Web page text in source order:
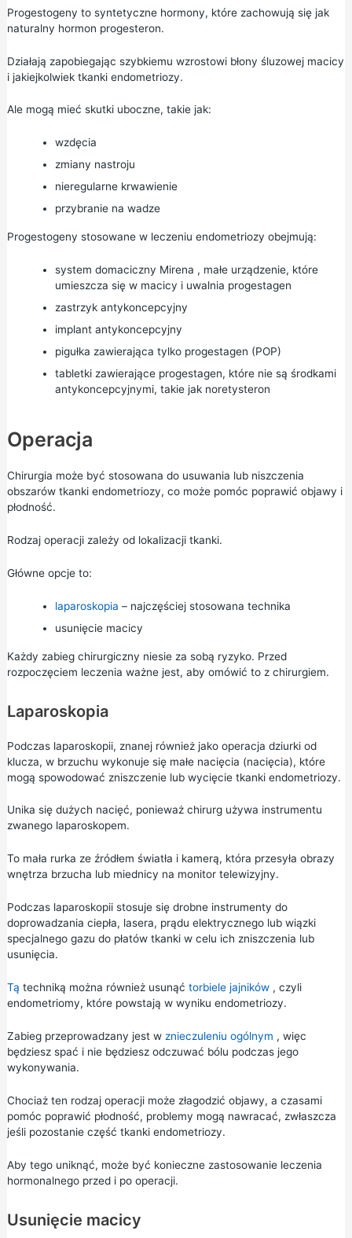
Progestogeny to syntetyczne hormony, które zachowują się jak
naturalny hormon progesteron.
Działają zapobiegając szybkiemu wzrostowi błony śluzowej macicy
i jakiejkolwiek tkanki endometriozy.
Ale mogą mieć skutki uboczne, takie jak:
wzdęcia
zmiany nastroju
nieregularne krwawienie
przybranie na wadze
Progestogeny stosowane w leczeniu endometriozy obejmują:
system domaciczny Mirena , małe urządzenie, które
umieszcza się w macicy i uwalnia progestagen
zastrzyk antykoncepcyjny
implant antykoncepcyjny
pigułka zawierająca tylko progestagen (POP)
tabletki zawierające progestagen, które nie są środkami
antykoncepcyjnymi, takie jak noretysteron
Operacja
Chirurgia może być stosowana do usuwania lub niszczenia
obszarów tkanki endometriozy, co może pomóc poprawić objawy i
płodność.
Rodzaj operacji zależy od lokalizacji tkanki.
Główne opcje to:
laparoskopia – najczęściej stosowana technika
usunięcie macicy
Każdy zabieg chirurgiczny niesie za sobą ryzyko. Przed
rozpoczęciem leczenia ważne jest, aby omówić to z chirurgiem.
Laparoskopia
Podczas laparoskopii, znanej również jako operacja dziurki od
klucza, w brzuchu wykonuje się małe nacięcia (nacięcia), które
mogą spowodować zniszczenie lub wycięcie tkanki endometriozy.
Unika się dużych nacięć, ponieważ chirurg używa instrumentu
zwanego laparoskopem.
To mała rurka ze źródłem światła i kamerą, która przesyła obrazy
wnętrza brzucha lub miednicy na monitor telewizyjny.
Podczas laparoskopii stosuje się drobne instrumenty do
doprowadzania ciepła, lasera, prądu elektrycznego lub wiązki
specjalnego gazu do płatów tkanki w celu ich zniszczenia lub
usunięcia.
Tą techniką można również usunąć torbiele jajników, czyli
endometriomy, które powstają w wyniku endometriozy.
Zabieg przeprowadzany jest w znieczuleniu ogólnym , więc
będziesz spać i nie będziesz odczuwać bólu podczas jego
wykonywania.
Chociaż ten rodzaj operacji może złagodzić objawy, a czasami
pomóc poprawić płodność, problemy mogą nawracać, zwłaszcza
jeśli pozostanie część tkanki endometriozy.
Aby tego uniknąć, może być konieczne zastosowanie leczenia
hormonalnego przed i po operacji.
Usunięcie macicy